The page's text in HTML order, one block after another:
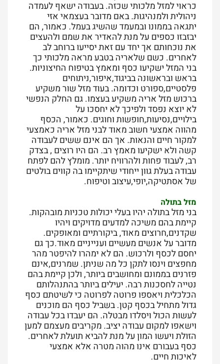
כראוי למזל מלכותי שכזה. בעבודה ישאף לעמדה
ניהולית ולמנהיגות. באם מדובר בעצמאי אזי
יתגאה בממונו ובמעמד שהשיג בעמל. כאמור, הם
יבזבזו כספים על מנת להאדיר את שמם ולהעצים
את נוכחותם אך יחד עם זאת יסייעו ברוחב לב
לאחרים. כשם שלאריה בטבע מראה מלכותי כך
בני המזל ישקיעו כסף ומאמץ בטיפוח החיצוניות.
בראש ובראשונה בביגוד,איפור,ניתוחים
פלסטיים,ספורט וכדומה. בעוד מזל שור משקיע
ברכוש מזל אריה משקיע בעצמו. גם החלק הנפשי
לא יוצא נפסד ולפיכך לא יחסכו על
בילויים,נסיעות,חופשות וחוגים. כאמור, הכסף
מהווה אמצעי חשוב מאוד לבני מזל אריה כאמצעי
למקור חיים והנאות. אך הם אינם ששים לעבודה
קשה ולא ישקיעו מאמץ רב. הם היו רוצים , בצדק
רב, לעבוד פחות ולהרוויח יותר. מומלץ להם לפתח
עבודה בעלת גוון ייחודי שיתקיימו בה קווים בולטים
של אסתטיקה,יופי,עיצוב וטיפוח.
מזל בתולה
בני מזל בתולה יהיו בעלי יכולות טכניות מובהקות.
קיימת בהם משיכה למדעים מדויקים ויהיו
שקדנים,חרוצים מאוד, ביקורתיים ומאופקים.
מדובר על אנשים מעשיים וענייניים מאוד.כך גם
יחסם לכסף ולרכוש. הם לא ימהרו להיפטר מהר
מחפצים וינסו לתקן כל מה שניתן. שמרנים,אינם
פזרנים בממונם ומחושבים ביותר, ולכן קיימת בהם
נטייה לחסכנות רבה. יעילים ביותר בהתנהלותם
הכלכלית ויאספו פרוטה לפרוטה כי לשיטתם כסף
גדול מתחיל בכסף קטן. בשביל כסף הם מוכנים
לעשות הכול ויסלדו מבטלה. הם יעבדו בכל עבודה
וישאפו למקום עבודה יציב. מקריבים מעצמם למען
הזולת ויעשו המון על מנת להביא תועלת לאחרים.
כסף בעבורם אינו מהוה מטרה אלא אמצעי
לאיכות חיים.